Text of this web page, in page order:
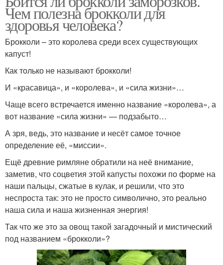
Чем полезна брокколи для
здоровья человека?
Брокколи – это королева среди всех существующих
капуст!
Как только не называют брокколи!
И «красавица», и «королева», и «сила жизни»…
Чаще всего встречается именно название «королева», а
вот название «сила жизни» — подзабыто…
А зря, ведь, это название и несёт самое точное
определение её, «миссии».
Ещё древние римляне обратили на неё внимание,
заметив, что соцветия этой капусты похожи по форме на
наши пальцы, сжатые в кулак, и решили, что это
неспроста так: это не просто символично, это реально
наша сила и наша жизненная энергия!
Так что же это за овощ такой загадочный и мистический
под названием «брокколи»?